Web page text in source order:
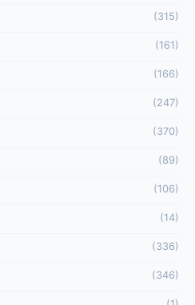
(315)
(161)
(166)
(247)
(370)
(89)
(106)
(14)
(336)
(346)